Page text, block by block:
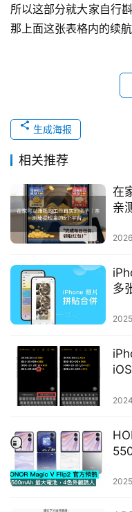
所以这部分就大家自行
那上面这张表格内的续
生成海报
相关推荐
在
亲
多